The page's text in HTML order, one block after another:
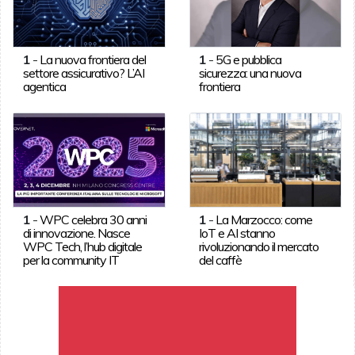
1- La nuova frontiera del
settore assicurativo? L’AI
agentica
1 - 5G e pubblica
sicurezza: una nuova
frontiera
1-WPC celebra 30 anni
di innovazione. Nasce
WPC Tech, l’hub digitale
per la community IT
1 - La Marzocco: come
IoT e AI stanno
rivoluzionando il mercato
del caffè